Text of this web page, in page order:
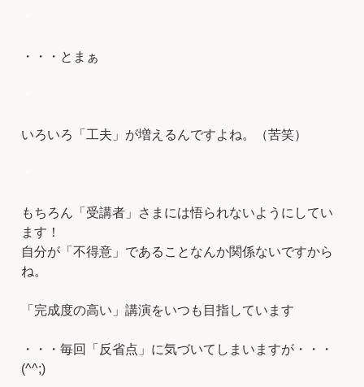
・・・とまぁ
いろいろ「工夫」が増えるんですよね。（苦笑）
もちろん「受講者」さまには悟られないようにしてい
ます！
自分が「不得意」であることなんか関係ないですから
ね。
「完成度の高い」講演をいつも目指しています
・・・毎回「反省点」に気づいてしまいますが・・・
(^^;)